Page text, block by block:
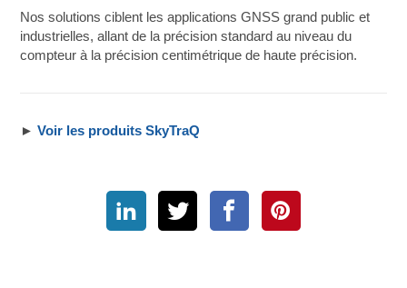
Nos solutions ciblent les applications GNSS grand public et
industrielles, allant de la précision standard au niveau du
compteur à la précision centimétrique de haute précision.
►Voir les produits SkyTraQ